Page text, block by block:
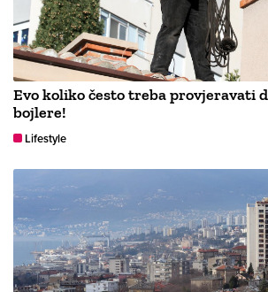
Evo koliko često treba provjeravati
bojlere!
Lifestyle